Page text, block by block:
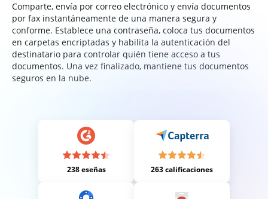
Comparte, envía por correo electrónico y envía documentos
por fax instantáneamente de una manera segura y
conforme. Establece una contraseña, coloca tus documentos
en carpetas encriptadas y habilita la autenticación del
destinatario para controlar quién tiene acceso a tus
documentos. Una vez finalizado, mantiene tus documentos
seguros en la nube.
238 eseñas 263 calificaciones